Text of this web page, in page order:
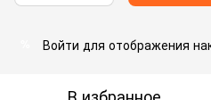
Войти для отображения
В избранное